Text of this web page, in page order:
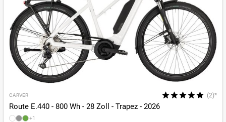
CARVER (2)*
Route E.440 - 800 Wh - 28 Zoll - Trapez - 2026
+1